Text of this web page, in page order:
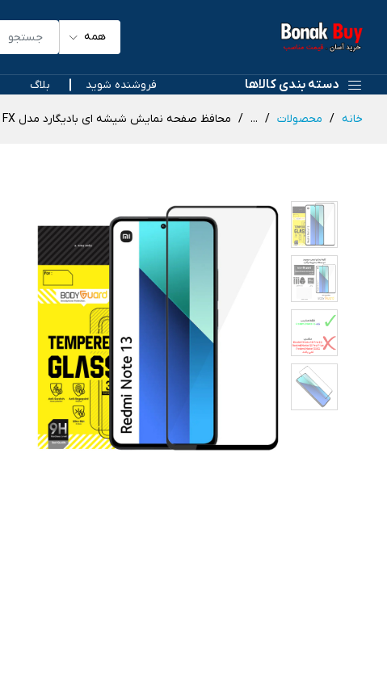
همه
دسته بندی کالاها فروشنده شوید بلاگ
خانه محصولات ... محافظ صفحه نمایش شیشه ای بادیگارد مدل FX مناسب برای گوشی موبایل شیائومی Redmi Note 13 4G